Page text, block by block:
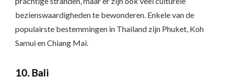
bezienswaardigheden te bewonderen. Enkele van de
populairste bestemmingen in Thailand zijn Phuket, Koh
Samui en Chiang Mai.
10. Bali